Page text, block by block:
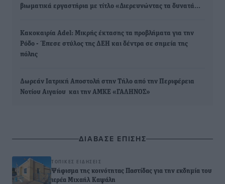
βιωματικά εργαστήρια με τίτλο «Διερευνώντας τα δυνατά…
Κακοκαιρία Adel: Μικρής έκτασης τα προβλήματα για την
Ρόδο - Έπεσε στύλος της ΔΕΗ και δέντρα σε σημεία της
πόλης
Δωρεάν Ιατρική Αποστολή στην Τήλο από την Περιφέρεια
Νοτίου Αιγαίου και την ΑΜΚΕ «ΓΑΛΗΝΟΣ»
ΔΙΑΒΑΣΕ ΕΠΙΣΗΣ
ΤΟΠΙΚΈΣ ΕΙΔΉΣΕΙΣ
Ψήφισμα της κοινότητας Παστίδας για την εκδημία του
ιερέα Μιχαήλ Καψάλη